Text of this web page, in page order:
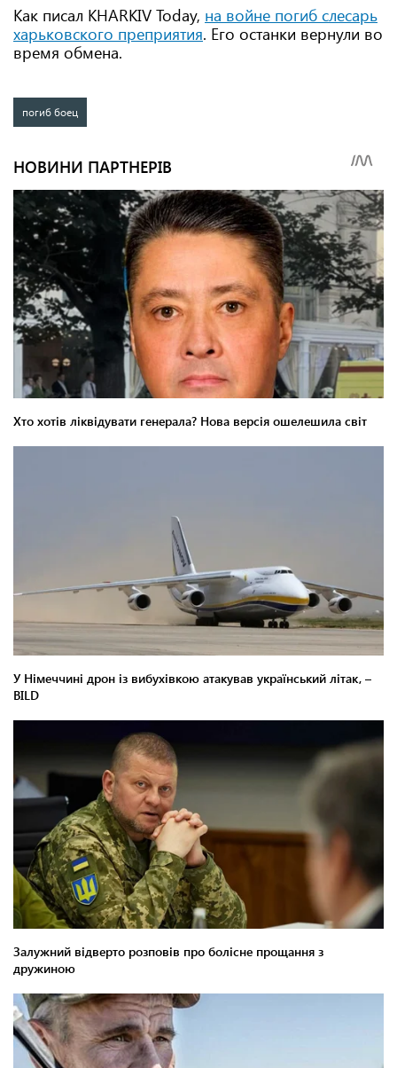
Как писал KHARKIV Today, на войне погиб слесарь
харьковского преприятия. Его останки вернули во
время обмена.
погиб боец